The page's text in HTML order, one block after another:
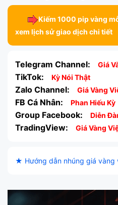
Kiếm 1000 pip vàng
xem lịch sử giao dịch chi tiết
Telegram Channel: Giá
TikTok: Kỳ Nói Thật
Zalo Channel: Giá Vàng
FB Cá Nhân: Phan Hiếu Kỳ
Group Facebook: Diễn
TradingView: Giá Vàng
★ Hướng dẫn nhúng giá vàng